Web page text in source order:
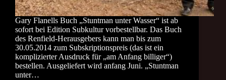
Gary Flanells Buch „Stuntman unter Wasser“ ist ab
sofort bei Edition Subkultur vorbestellbar. Das Buch
des Renfield-Herausgebers kann man bis zum
30.05.2014 zum Subskriptionspreis (das ist ein
komplizierter Ausdruck für „am Anfang billiger“)
bestellen. Ausgeliefert wird anfang Juni. „Stuntman
unter…